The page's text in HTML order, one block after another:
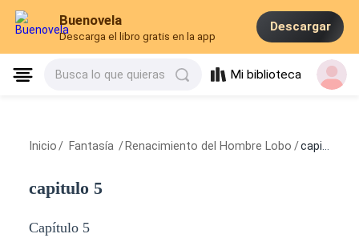
Buenovela
Descarga el libro gratis en la app
Descargar
Busca lo que quieras Mi biblioteca
Inicio / Fantasía / Renacimiento del Hombre Lobo /capitulo 5
capitulo 5
Capítulo 5